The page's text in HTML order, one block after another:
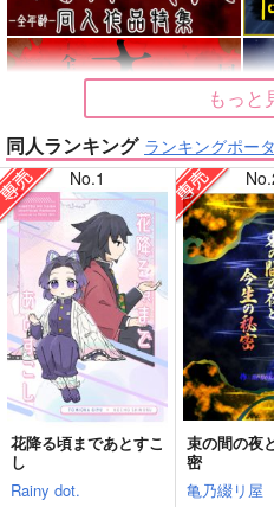
【僕のヒーローアカデミア】
【鬼滅の刃】
【ゲゲゲの鬼太郎】
【僕のヒーローアカデミア】
もっと
同人ランキング ランキングポー
No.1
花降る頃まであとすこ
し
Rainy dot.
束の間の夜
密
亀乃綴リ屋